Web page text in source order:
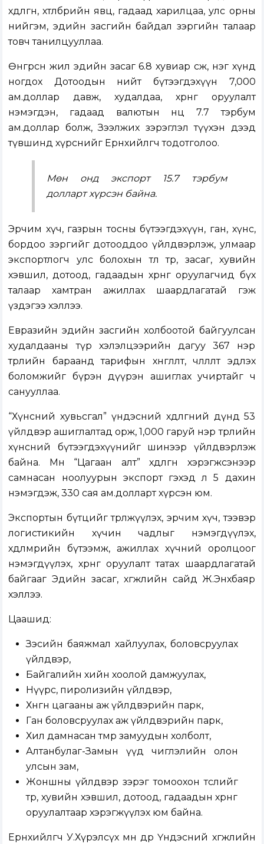
хөдөлгөөн, хөтөлбөрийн явц, гадаад харилцаа, улс орны
нийгэм, эдийн засгийн байдал зэргийн талаар
товч танилцууллаа.
Өнгөрсөн жил эдийн засаг 6.8 хувиар өсөж, нэг хүнд
ногдох Дотоодын нийт бүтээгдэхүүн 7,000
ам.доллар давж, худалдаа, хөрөнгө оруулалт
нэмэгдэн, гадаад валютын нөөц 7.7 тэрбум
ам.доллар болж, Зээлжих зэрэглэл түүхэн дээд
түвшинд хүрснийг Ерөнхийлөгч тодотголоо.
Мөн онд экспорт 15.7 тэрбум
долларт хүрсэн байна. ​
Эрчим хүч, газрын тосны бүтээгдэхүүн, ган, хүнс,
бордоо зэргийг дотооддоо үйлдвэрлэж, улмаар
экспортлогч улс болохын төлөө төр, засаг, хувийн
хэвшил, дотоод, гадаадын хөрөнгө оруулагчид бүх
талаар хамтран ажиллах шаардлагатай гэж
үздэгээ хэллээ.
Евразийн эдийн засгийн холбоотой байгуулсан
худалдааны түр хэлэлцээрийн дагуу 367 нэр
төрлийн бараанд тарифын хөнгөлөлт, чөлөөлөлт эдлэх
боломжийг бүрэн дүүрэн ашиглах учиртайг ч
санууллаа.
“Хүнсний хувьсгал” үндэсний хөдөлгөөний дүнд 53
үйлдвэр ашиглалтад орж, 1,000 гаруй нэр төрлийн
хүнсний бүтээгдэхүүнийг шинээр үйлдвэрлэж
байна. Мөн “Цагаан алт” хөдөлгөөн хэрэгжсэнээр
самнасан ноолуурын экспорт гэхэд л 5 дахин
нэмэгдэж, 330 сая ам.долларт хүрсэн юм.
Экспортын бүтцийг төрөлжүүлэх, эрчим хүч, тээвэр
логистикийн хүчин чадлыг нэмэгдүүлэх,
хөдөлмөрийн бүтээмж, ажиллах хүчний оролцоог
нэмэгдүүлэх, хөрөнгө оруулалт татах шаардлагатай
байгааг Эдийн засаг, хөгжлийн сайд Ж.Энхбаяр
хэллээ.
Цаашид:
Зэсийн баяжмал хайлуулах, боловсруулах
үйлдвэр,
Байгалийн хийн хоолой дамжуулах,
Нүүрс, пиролизийн үйлдвэр,
Хөнгөн цагааны аж үйлдвэрийн парк,
Ган боловсруулах аж үйлдвэрийн парк,
Хил дамнасан төмөр замуудын холболт,
Алтанбулаг-Замын үүд чиглэлийн олон
улсын зам,
Жоншны үйлдвэр зэрэг томоохон төслийг
төр, хувийн хэвшил, дотоод, гадаадын хөрөнгө
оруулалтаар хэрэгжүүлэх юм байна.
Ерөнхийлөгч У.Хүрэлсүх мөн өдөр Үндэсний хөгжлийн